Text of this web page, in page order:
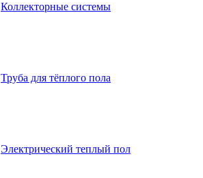
Коллекторные системы
Труба для тёплого пола
Электрический теплый пол